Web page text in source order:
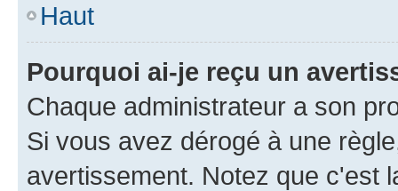
Haut
Pourquoi ai-je reçu un
Chaque administrateur a son
Si vous avez dérogé à une
avertissement. Notez que c'est